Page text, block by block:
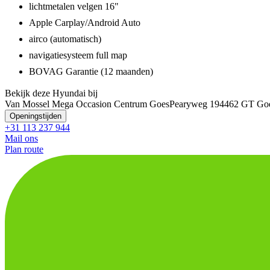
lichtmetalen velgen 16"
Apple Carplay/Android Auto
airco (automatisch)
navigatiesysteem full map
BOVAG Garantie (12 maanden)
Bekijk deze Hyundai bij
Van Mossel Mega Occasion Centrum GoesPearyweg 194462 GT
Openingstijden
+31 113 237 944
Mail ons
Plan route